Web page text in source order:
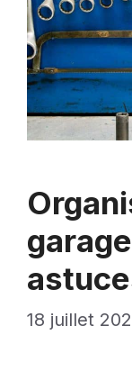
18 juillet